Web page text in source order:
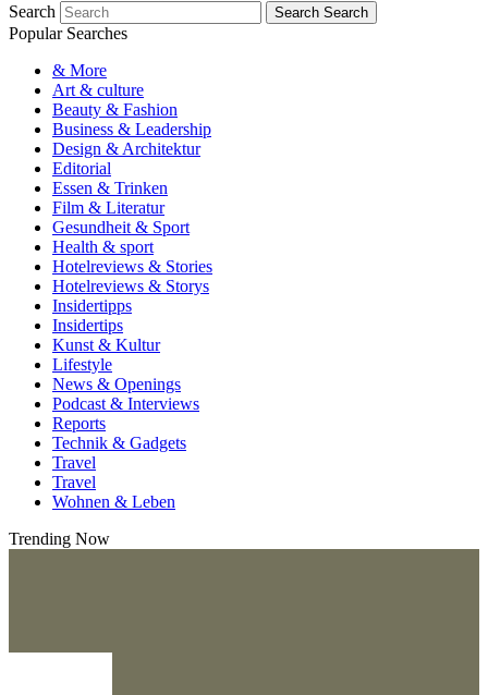
Search
Search Search
Popular Searches
& More
Art & culture
Beauty & Fashion
Business & Leadership
Design & Architektur
Editorial
Essen & Trinken
Film & Literatur
Gesundheit & Sport
Health & sport
Hotelreviews & Stories
Hotelreviews & Storys
Insidertipps
Insidertips
Kunst & Kultur
Lifestyle
News & Openings
Podcast & Interviews
Reports
Technik & Gadgets
Travel
Travel
Wohnen & Leben
Trending Now